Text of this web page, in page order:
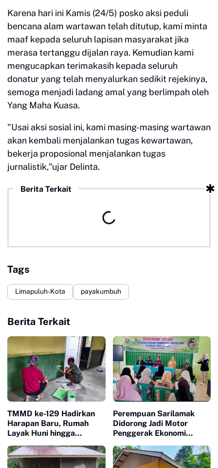
Karena hari ini Kamis (24/5) posko aksi peduli
bencana alam wartawan telah ditutup, kami minta
maaf kepada seluruh lapisan masyarakat jika
merasa tertanggu dijalan raya. Kemudian kami
mengucapkan terimakasih kepada seluruh
donatur yang telah menyalurkan sedikit rejekinya,
semoga menjadi ladang amal yang berlimpah oleh
Yang Maha Kuasa.
"Usai aksi sosial ini, kami masing-masing wartawan
akan kembali menjalankan tugas kewartawan,
bekerja proposional menjalankan tugas
jurnalistik,"ujar Delinta.
Berita Terkait
Tags
Limapuluh-Kota payakumbuh
Berita Terkait
TMMD ke-129 Hadirkan
Harapan Baru, Rumah
Layak Huni hingga
Kehidupan Warga Buluh
Kasok
Perempuan Sarilamak
Didorong Jadi Motor
Penggerak Ekonomi
PEP